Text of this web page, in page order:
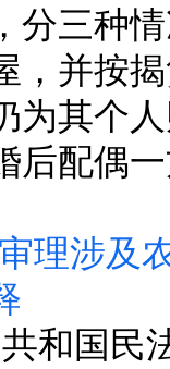
分三种
，并按
为其个
后配偶
理涉及
和国民